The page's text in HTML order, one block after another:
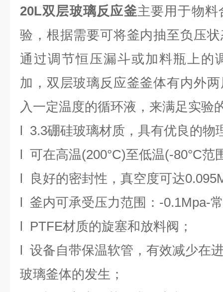
20L双层玻璃反应釜主要用于物
验，根据需要可将釜内抽至负压
通过调节恒压漏斗或加料瓶上的
加，双层玻璃反应釜釜体有内外
入一定温度的循环液，来满足实验
l 3.3硼硅玻璃材质，具有优良的物
l 可在高温(200°C)至低温(-80°C范
l
良好的密封性，真空度可达
l 釜内可承受压力范围： -0.1Mpa-
l PTFE材质的旋塞和放料阀 ；
l 设备自带保温软管，有效减少在
玻璃釜体的发生；